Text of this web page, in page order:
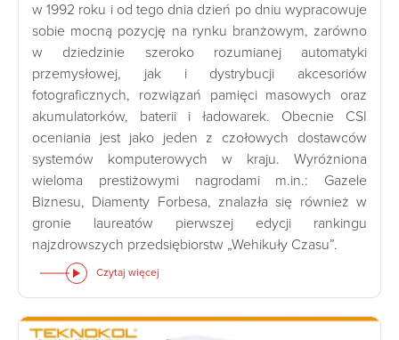
w 1992 roku i od tego dnia dzień po dniu wypracowuje
sobie mocną pozycję na rynku branżowym, zarówno
w dziedzinie szeroko rozumianej automatyki
przemysłowej, jak i dystrybucji akcesoriów
fotograficznych, rozwiązań pamięci masowych oraz
akumulatorków, baterii i ładowarek. Obecnie CSI
oceniania jest jako jeden z czołowych dostawców
systemów komputerowych w kraju. Wyróżniona
wieloma prestiżowymi nagrodami m.in.: Gazele
Biznesu, Diamenty Forbesa, znalazła się również w
gronie laureatów pierwszej edycji rankingu
najzdrowszych przedsiębiorstw „Wehikuły Czasu”.
Czytaj więcej